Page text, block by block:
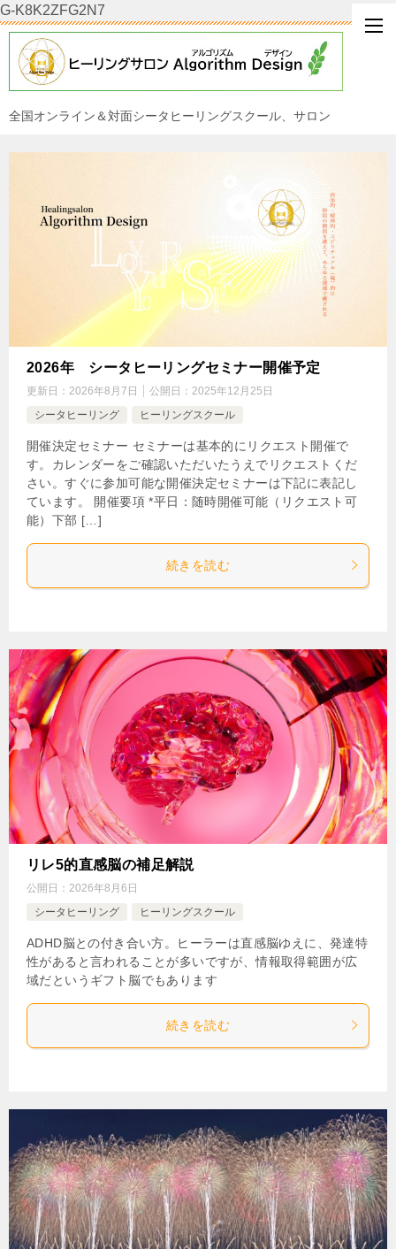
G-K8K2ZFG2N7
全国オンライン＆対面シータヒーリングスクール、サロン
2026年 シータヒーリングセミナー開催予定
更新日： 2026年8月7日 公開日： 2025年12月25日
シータヒーリング
ヒーリングスクール
開催決定セミナー セミナーは基本的にリクエスト開催で
す。カレンダーをご確認いただいたうえでリクエストくだ
さい。すぐに参加可能な開催決定セミナーは下記に表記し
ています。 開催要項 *平日：随時開催可能（リクエスト可
能）下部 […]
続きを読む
リレ5的直感脳の補足解説
公開日： 2026年8月6日
シータヒーリング
ヒーリングスクール
ADHD脳との付き合い方。ヒーラーは直感脳ゆえに、発達特
性があると言われることが多いですが、情報取得範囲が広
域だというギフト脳でもあります
続きを読む